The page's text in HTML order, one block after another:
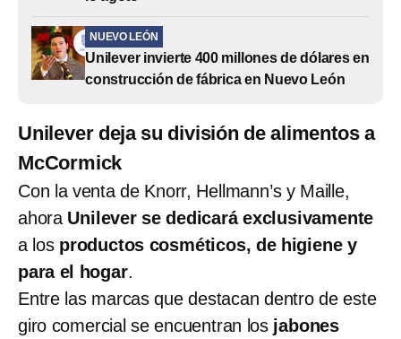
NUEVO LEÓN
Unilever invierte 400 millones de dólares en
construcción de fábrica en Nuevo León
Unilever deja su división de alimentos a
McCormick
Con la venta de Knorr, Hellmann’s y Maille,
ahora Unilever se dedicará exclusivamente
a los productos cosméticos, de higiene y
para el hogar.
Entre las marcas que destacan dentro de este
giro comercial se encuentran los jabones